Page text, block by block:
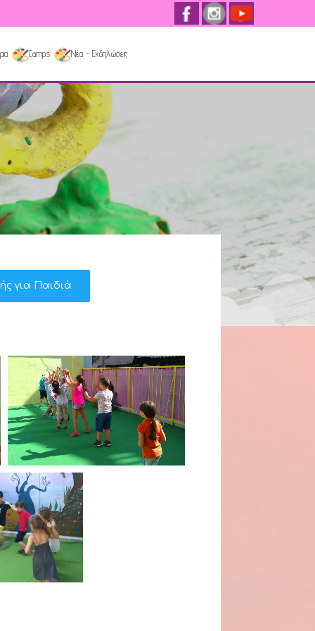
Camps Νέα - Εκδηλώσεις
για Παιδιά